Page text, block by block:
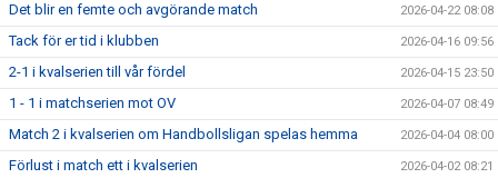
Det blir en femte och avgörande match 2026-04-22 08:08
Tack för er tid i klubben 2026-04-16 09:56
2-1 i kvalserien till vår fördel 2026-04-15 23:50
1 - 1 i matchserien mot OV 2026-04-07 08:49
Match 2 i kvalserien om Handbollsligan spelas hemma 2026-04-04 08:00
Förlust i match ett i kvalserien 2026-04-02 08:21